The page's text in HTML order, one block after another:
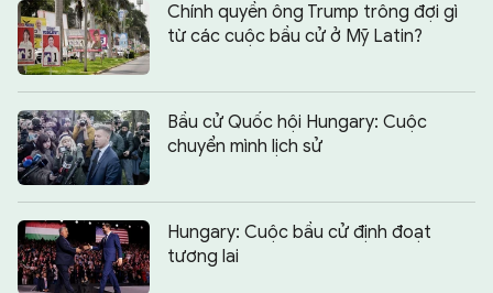
Chính quyền ông Trump trông đợi gì
từ các cuộc bầu cử ở Mỹ Latin?
Bầu cử Quốc hội Hungary: Cuộc
chuyển mình lịch sử
Hungary: Cuộc bầu cử định đoạt
tương lai